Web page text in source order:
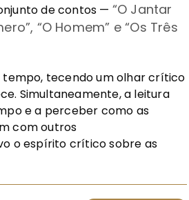
de contos — “O Jantar
”, “O Homem” e“Os Três
tempo, tecendo um olhar crítico
Simultaneamente, a leitura
e a perceber como as
com outros
o espírito crítico sobre as